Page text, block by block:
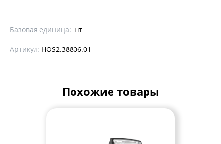
Базовая единица: шт
Артикул: HOS2.38806.01
Похожие товары